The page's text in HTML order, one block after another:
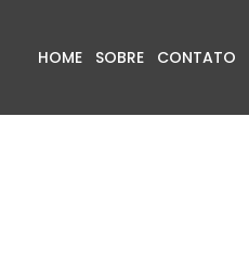
HOME SOBRE CONTATO